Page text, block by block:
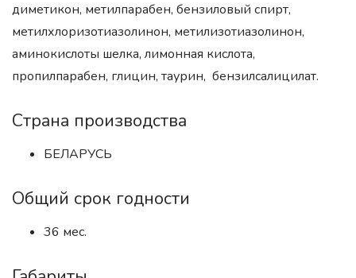
диметикон, метилпарабен, бензиловый спирт,
метилхлоризотиазолинон, метилизотиазолинон,
аминокислоты шелка, лимонная кислота,
пропилпарабен, глицин, таурин, бензилсалицилат.
Страна производства
БЕЛАРУСЬ
Общий срок годности
36 мес.